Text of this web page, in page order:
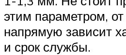
этим параметром, от
напрямую зависит
и срок службы.